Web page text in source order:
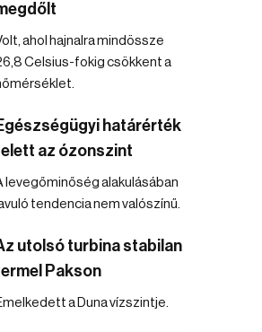
ahol hajnalra mindössze
Celsius-fokig csökkent a
határérték
az ózonszint
levegőminőség alakulásában
tendencia nem valószínű.
utolsó turbina stabilan
Pakson
a Duna vízszintje.